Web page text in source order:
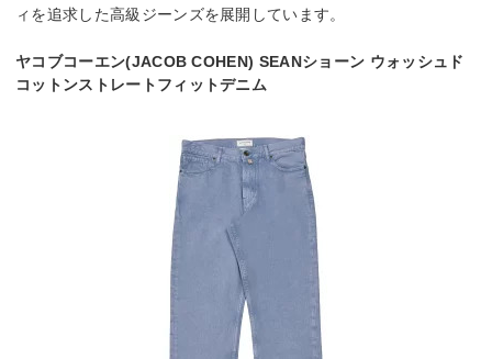
ィを追求した高級ジーンズを展開しています。
ヤコブコーエン(JACOB COHEN) SEANショーン ウォッシュド
コットンストレートフィットデニム